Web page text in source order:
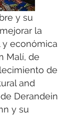
y su
la
y económica
Malí, de
de
and
Derandein
y su